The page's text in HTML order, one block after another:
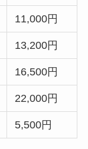
11,000円
13,200円
16,500円
22,000円
5,500円